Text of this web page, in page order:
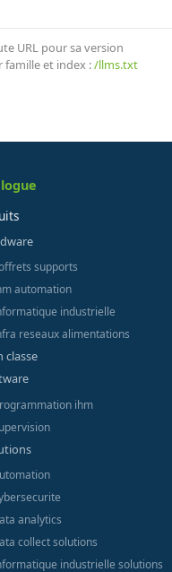
URL pour sa version
famille et index :/llms.txt
supports
automation
industrielle
reseaux alimentations
classe
ihm
analytics
collect solutions
industrielle solutions